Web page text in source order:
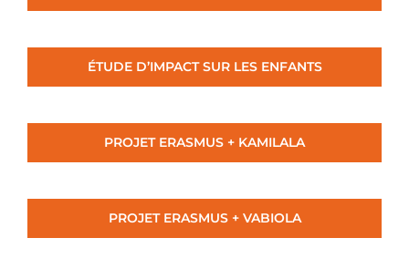
ÉTUDE D’IMPACT SUR LES ENFANTS
PROJET ERASMUS + KAMILALA
PROJET ERASMUS + VABIOLA